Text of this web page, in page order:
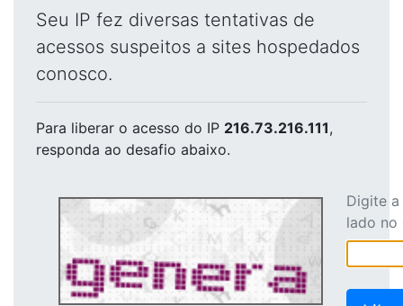
Seu IP fez diversas tentativas de
acessos suspeitos a sites hospedados
conosco.
Para liberar o acesso do IP 216.73.216.111,
responda ao desafio abaixo.
Digite
lado no